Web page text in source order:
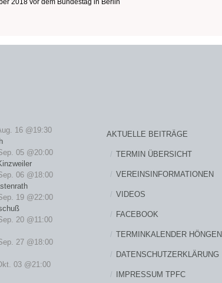
2018 vor dem Bundestag in Berlin
16 @19:30
05 @20:00
06 @18:00
19 @22:00
20 @11:00
27 @18:00
03 @21:00
AKTUELLE BEITRÄGE
TERMIN ÜBERSICHT
VEREINSINFORMATIONEN
VIDEOS
FACEBOOK
TERMINKALENDER HÖNGEN
DATENSCHUTZERKLÄRUNG
IMPRESSUM TPFC